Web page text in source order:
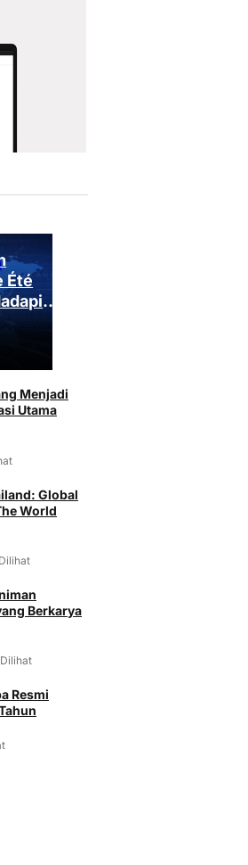
Été
Menjadi
Utama
Global
World
Berkarya
Resmi